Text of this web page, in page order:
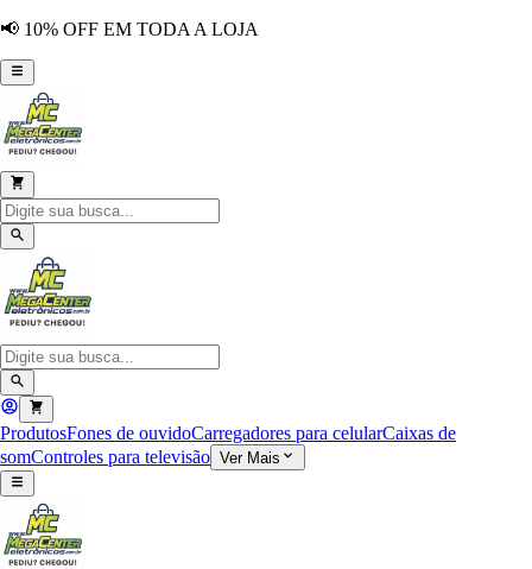
📢 10% OFF EM TODA A LOJA
ProdutosFones de ouvidoCarregadores para celularCaixas de
somControles para televisão Ver Mais